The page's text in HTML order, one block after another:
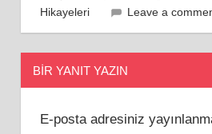
Hikayeleri
Leave a
BIR YANIT YAZIN
E-posta adresiniz